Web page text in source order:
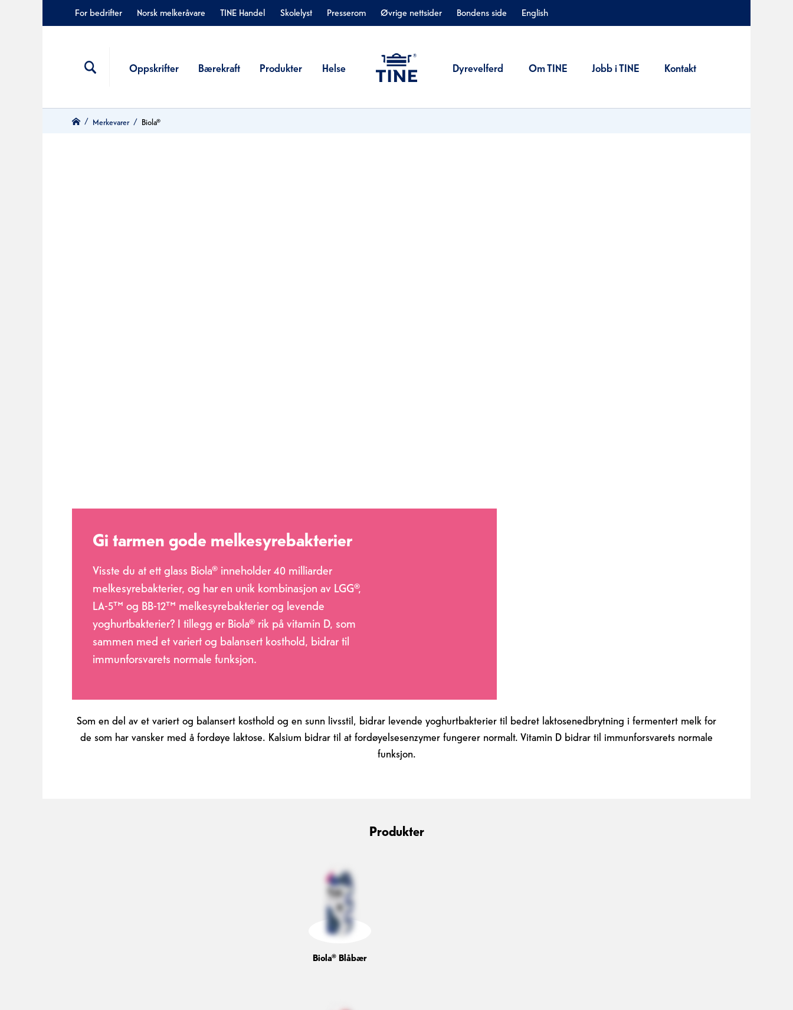
For bedrifter Norsk melkeråvare TINE Handel Skolelyst Presserom Øvrige nettsider Bondens side English
Oppskrifter Bærekraft Produkter Helse Dyrevelferd Om TINE Jobb i TINE Kontakt
Merkevarer Biola®
Gi tarmen gode melkesyrebakterier
Visste du at ett glass Biola® inneholder 40 milliarder
melkesyrebakterier, og har en unik kombinasjon av LGG®,
LA-5™ og BB-12™ melkesyrebakterier og levende
yoghurtbakterier? I tillegg er Biola® rik på vitamin D, som
sammen med et variert og balansert kosthold, bidrar til
immunforsvarets normale funksjon.
Som en del av et variert og balansert kosthold og en sunn livsstil, bidrar levende yoghurtbakterier til bedret laktosenedbrytning i fermentert melk for
de som har vansker med å fordøye laktose. Kalsium bidrar til at fordøyelsesenzymer fungerer normalt. Vitamin D bidrar til immunforsvarets normale
funksjon.
Produkter
Biola® Blåbær